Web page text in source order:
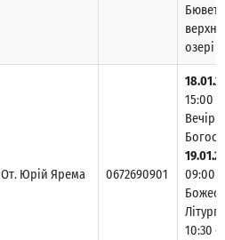
озері
От. Юрій Ярема 0672690901
15:00 –
09:00
10:30 –